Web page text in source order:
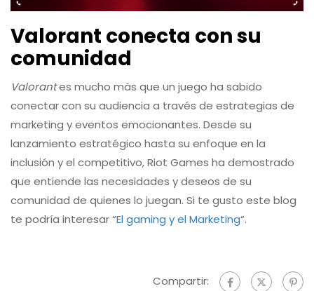
Valorant conecta con su
comunidad
Valorantes mucho más que un juego ha sabido
conectar con su audiencia a través de estrategias de
marketing y eventos emocionantes. Desde su
lanzamiento estratégico hasta su enfoque en la
inclusión y el competitivo, Riot Games ha demostrado
que entiende las necesidades y deseos de su
comunidad de quienes lo juegan. Si te gusto este blog
te podría interesar “El gaming y el Marketing“.
Compartir: